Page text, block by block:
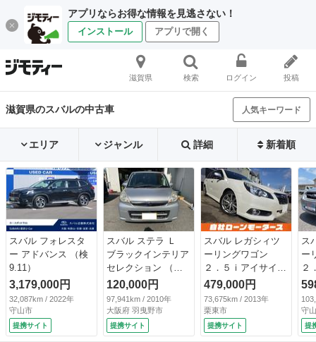
アプリならお得な情報を見逃さない！
インストール アプリで開く
滋賀県 検索 ログイン 投稿
滋賀県のスバルの中古車 人気キーワード
エリア ジャンル 詳細 新着順
スバル フォレスタ
ー アドバンス （検
9.11）
3,179,000円
32,087km / 2022年
守山市
提携サイト
スバル ステラ Ｌ
ブラックインテリア
セレクション （検
10.2）
120,000円
97,941km / 2010年
大阪府 羽曳野市
提携サイト
スバル レガシィツ
ーリングワゴン
２．５ｉアイサイ
ト Ｓパッケージプ
レミアムレザーセ
レ 黒レーレザーシ
ート アイサイトＶ
ｅｒ．２ ビルシュ
479,000円
73,675km / 2013年
栗東市
提携サイト
ス
ー
２
Ｂ
ン
ル
Ｗ
ラ
守
提